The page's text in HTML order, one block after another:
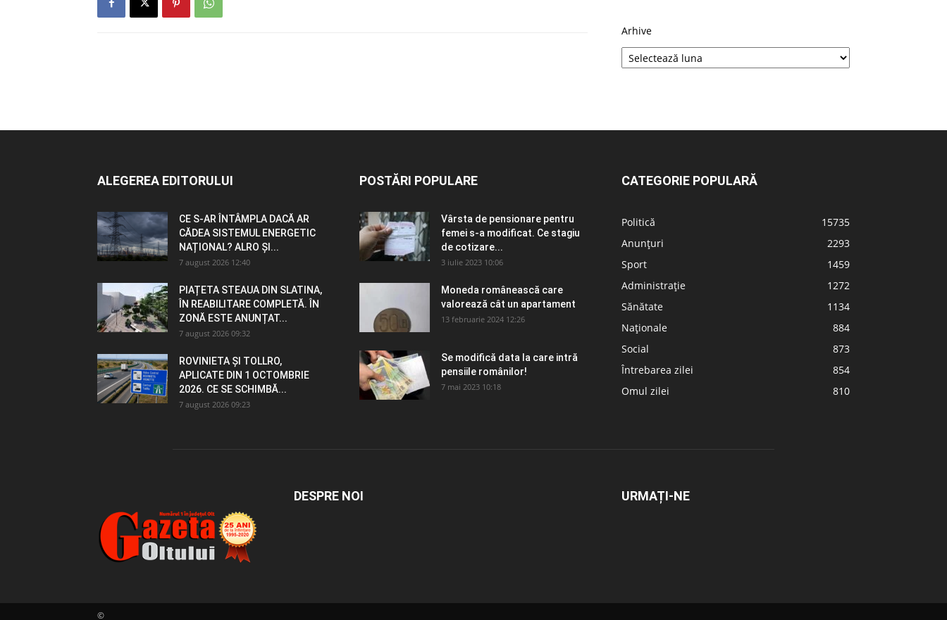
Arhive
ALEGEREA EDITORULUI
CE S-AR ÎNTÂMPLA DACĂ AR
CĂDEA SISTEMUL ENERGETIC
NAȚIONAL? ALRO ȘI...
7 august 2026 12:40
PIAȚETA STEAUA DIN SLATINA,
ÎN REABILITARE COMPLETĂ. ÎN
ZONĂ ESTE ANUNȚAT...
7 august 2026 09:32
ROVINIETA ȘI TOLLRO,
APLICATE DIN 1 OCTOMBRIE
2026. CE SE SCHIMBĂ...
7 august 2026 09:23
POSTĂRI POPULARE
Vârsta de pensionare pentru
femei s-a modificat. Ce stagiu
de cotizare...
3 iulie 2023 10:06
Moneda românească care
valorează cât un apartament
13 februarie 2024 12:26
Se modifică data la care intră
pensiile românilor!
7 mai 2023 10:18
CATEGORIE POPULARĂ
Politică
15735
Anunțuri
2293
Sport
1459
Administrație
1272
Sănătate
1134
Naționale
884
Social
873
Întrebarea zilei
854
Omul zilei
810
DESPRE NOI URMAȚI-NE
©